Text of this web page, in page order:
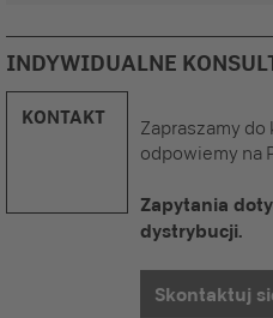
INDYWIDUALNE
KONTAKT
Zapraszamy
odpowiemy na
Zapytania
dystrybucji.
Skontaktuj